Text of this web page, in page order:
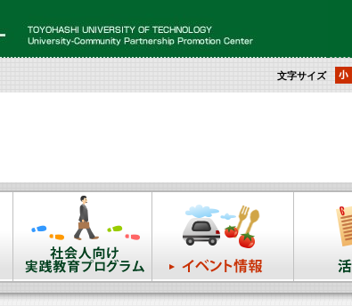
文字サイズ